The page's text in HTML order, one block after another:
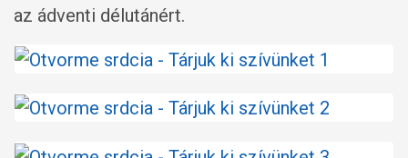
az ádventi délutánért.